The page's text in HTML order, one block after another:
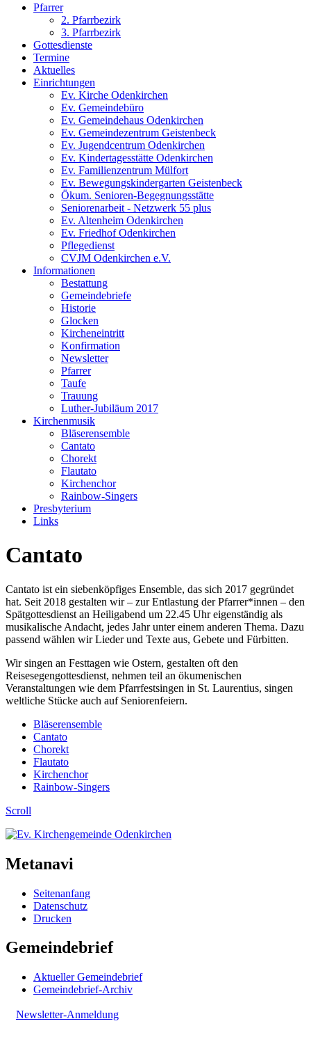
Pfarrer
2. Pfarrbezirk
3. Pfarrbezirk
Gottesdienste
Termine
Aktuelles
Einrichtungen
Ev. Kirche Odenkirchen
Ev. Gemeindebüro
Ev. Gemeindehaus Odenkirchen
Ev. Gemeindezentrum Geistenbeck
Ev. Jugendcentrum Odenkirchen
Ev. Kindertagesstätte Odenkirchen
Ev. Familienzentrum Mülfort
Ev. Bewegungskindergarten Geistenbeck
Ökum. Senioren-Begegnungsstätte
Seniorenarbeit - Netzwerk 55 plus
Ev. Altenheim Odenkirchen
Ev. Friedhof Odenkirchen
Pflegedienst
CVJM Odenkirchen e.V.
Informationen
Bestattung
Gemeindebriefe
Historie
Glocken
Kircheneintritt
Konfirmation
Newsletter
Pfarrer
Taufe
Trauung
Luther-Jubiläum 2017
Kirchenmusik
Bläserensemble
Cantato
Chorekt
Flautato
Kirchenchor
Rainbow-Singers
Presbyterium
Links
Cantato
Cantato ist ein siebenköpfiges Ensemble, das sich 2017 gegründet
hat. Seit 2018 gestalten wir – zur Entlastung der Pfarrer*innen – den
Spätgottesdienst an Heiligabend um 22.45 Uhr eigenständig als
musikalische Andacht, jedes Jahr unter einem anderen Thema. Dazu
passend wählen wir Lieder und Texte aus, Gebete und Fürbitten.
Wir singen an Festtagen wie Ostern, gestalten oft den
Reisesegengottesdienst, nehmen teil an ökumenischen
Veranstaltungen wie dem Pfarrfestsingen in St. Laurentius, singen
weltliche Stücke auch auf Seniorenfeiern.
Bläserensemble
Cantato
Chorekt
Flautato
Kirchenchor
Rainbow-Singers
Scroll
Metanavi
Seitenanfang
Datenschutz
Drucken
Gemeindebrief
Aktueller Gemeindebrief
Gemeindebrief-Archiv
Newsletter-Anmeldung